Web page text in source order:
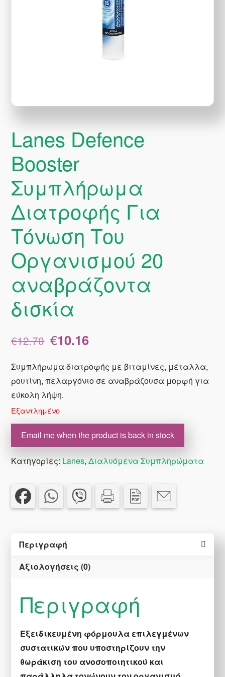
Lanes Defence
Booster
Συμπλήρωμα
Διατροφής Για
Τόνωση Του
Οργανισμού 20
αναβράζοντα
δισκία
€12.70 Original
price
€12.70.
€10.16
είναι:
€10.16.
Συμπλήρωμα διατροφής με βιταμίνες, μέταλλα,
ρουτίνη, πελαργόνιο σε αναβράζουσα μορφή για
εύκολη λήψη.
Εξαντλημένο
Email me when the product is back in stock
Κατηγορίες: Lanes,Διαλυόμενα Συμπληρώματα
Περιγραφή
Αξιολογήσεις (0)
Περιγραφή
Εξειδικευμένη φόρμουλα επιλεγμένων
συστατικών που υποστηρίζουν την
θωράκιση του ανοσοποιητικού και